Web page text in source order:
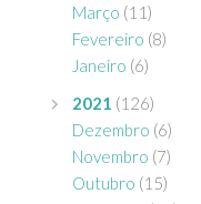
Março (11)
Fevereiro (8)
Janeiro (6)
2021 (126)
Dezembro (6)
Novembro (7)
Outubro (15)